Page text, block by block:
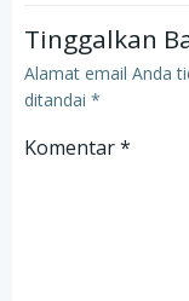
Tinggalkan
Alamat email Anda
ditandai *
Komentar*